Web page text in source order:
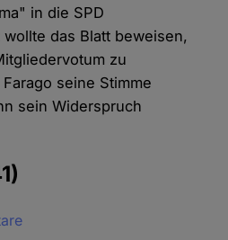
in die SPD
das Blatt beweisen,
zu
seine Stimme
sein Widerspruch